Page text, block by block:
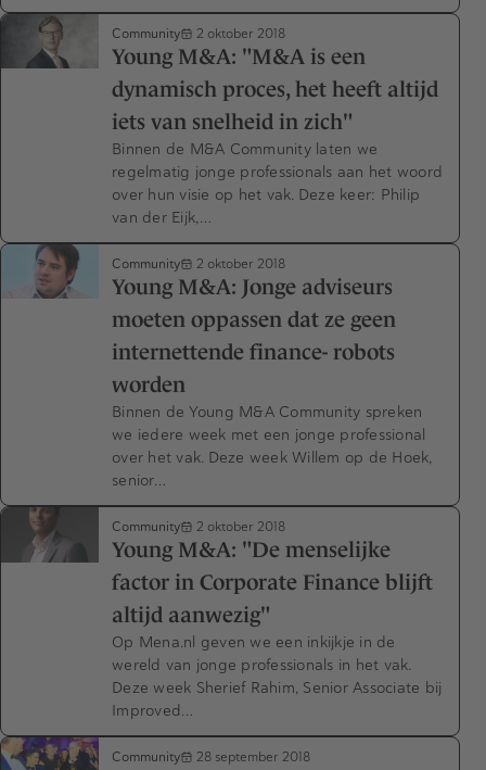
Community 2 oktober 2018
Young M&A: "M&A is een
dynamisch proces, het heeft altijd
iets van snelheid in zich"
Binnen de M&A Community laten we
regelmatig jonge professionals aan het woord
over hun visie op het vak. Deze keer: Philip
van der Eijk,…
Community 2 oktober 2018
Young M&A: Jonge adviseurs
moeten oppassen dat ze geen
internettende finance- robots
worden
Binnen de Young M&A Community spreken
we iedere week met een jonge professional
over het vak. Deze week Willem op de Hoek,
senior…
Community 2 oktober 2018
Young M&A: "De menselijke
factor in Corporate Finance blijft
altijd aanwezig"
Op Mena.nl geven we een inkijkje in de
wereld van jonge professionals in het vak.
Deze week Sherief Rahim, Senior Associate bij
Improved…
Community 28 september 2018